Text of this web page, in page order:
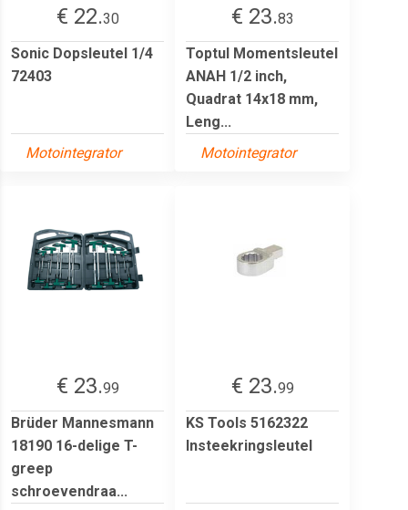
€ 22.30
Sonic Dopsleutel 1/4
72403
Motointegrator
€ 23.83
Toptul Momentsleutel
ANAH 1/2 inch,
Quadrat 14x18 mm,
Leng...
Motointegrator
€ 23.99
Brüder Mannesmann
18190 16-delige T-
greep
schroevendraa...
€ 23.99
KS Tools 5162322
Insteekringsleutel